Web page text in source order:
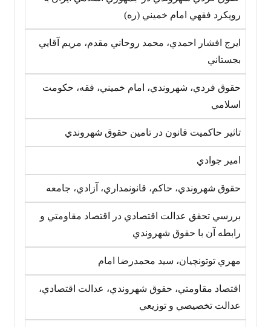
رويکرد فقهي امام خميني (ره)
ايرج افشار احمدي، محمد روحاني مقدم، مريم آقايي
بجستاني
حقوق فردي، شهروندي، امام خميني، فقه، حکومت
اسلامي
تاثير حاکميت قانون در تامين حقوق شهروندي
امير جوادي
حقوق شهروندي، حاکم، قانونمداري، آزادي، جامعه
بررسي تحقق عدالت اقتصادي در اقتصاد مقاومتي و
رابطه آن با حقوق شهروندي
مهري توتونچيان، سيد محمدرضا امام
اقتصاد مقاومتي، حقوق شهروندي، عدالت اقتصادي،
عدالت تخصيصي و توزيعي